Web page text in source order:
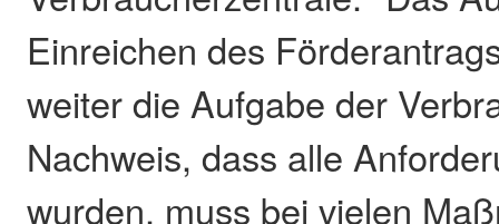
Einreichen des
weiter die Aufgabe der
Nachweis, dass alle
wurden, muss bei vielen